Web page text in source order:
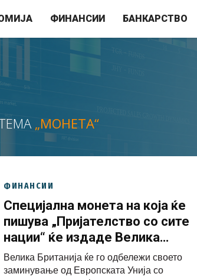
ФИНАНСИИ БАНКАРСТВО
„МОНЕТА“
ФИНАНСИИ
Специјална монета на која ќе
пишува „Пријателство со сите
нации“ ќе издаде Велика
Британија
Велика Британија ќе го одбележи своето
заминување од Европската Унија со